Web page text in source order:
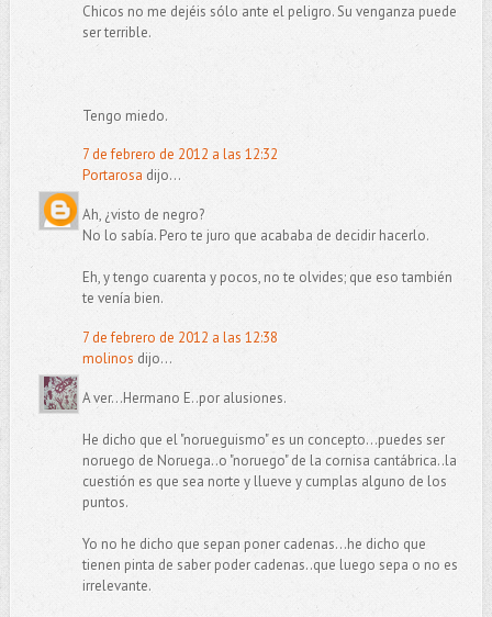
Chicos no me dejéis sólo ante el peligro. Su venganza puede
ser terrible.
Tengo miedo.
7 de febrero de 2012 a las 12:32
Portarosa dijo...
Ah, ¿visto de negro?
No lo sabía. Pero te juro que acababa de decidir hacerlo.
Eh, y tengo cuarenta y pocos, no te olvides; que eso también
te venía bien.
7 de febrero de 2012 a las 12:38
molinos dijo...
A ver...Hermano E..por alusiones.
He dicho que el "norueguismo" es un concepto...puedes ser
noruego de Noruega..o "noruego" de la cornisa cantábrica..la
cuestión es que sea norte y llueve y cumplas alguno de los
puntos.
Yo no he dicho que sepan poner cadenas...he dicho que
tienen pinta de saber poder cadenas..que luego sepa o no es
irrelevante.